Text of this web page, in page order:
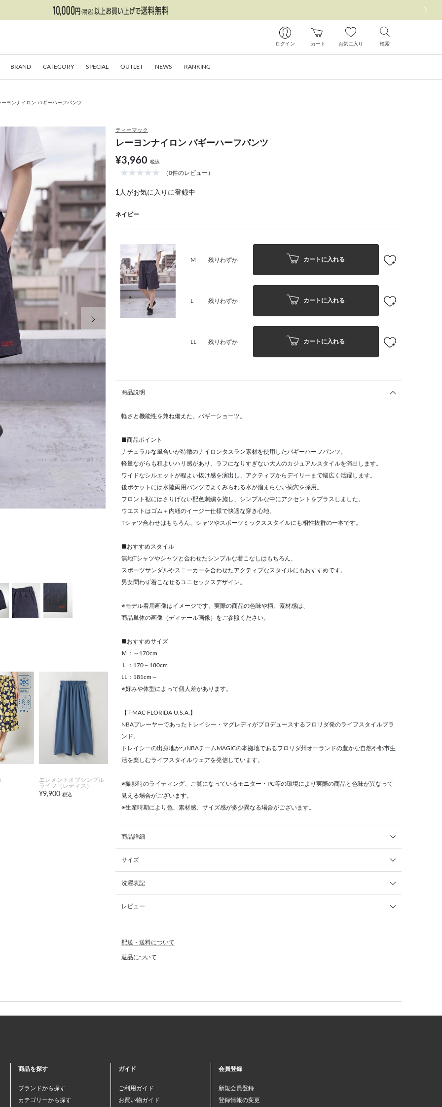
ログイン カート お気に入り 検索
BRAND CATEGORY SPECIAL OUTLET NEWS RANKING
ーヨンナイロン バギーハーフパンツ
エレメントオブシンプル
ライフ（レディス）
¥9,900 税込
ティーマック
レーヨンナイロン バギーハーフパンツ
¥3,960 税込
（0件のレビュー）
1人がお気に入りに登録中
ネイビー
M 残りわずか カートに入れる
L 残りわずか カートに入れる
LL 残りわずか カートに入れる
商品説明
軽さと機能性を兼ね備えた、バギーショーツ。
■商品ポイント
ナチュラルな風合いが特徴のナイロンタスラン素材を使用したバギーハーフパンツ。
軽量ながらも程よいハリ感があり、ラフになりすぎない大人のカジュアルスタイルを演出します。
ワイドなシルエットが程よい抜け感を演出し、アクティブからデイリーまで幅広く活躍します。
後ポケットには水陸両用パンツでよくみられる水が溜まらない菊穴を採用。
フロント裾にはさりげない配色刺繍を施し、シンプルな中にアクセントをプラスしました。
ウエストはゴム＋内紐のイージー仕様で快適な穿き心地。
Tシャツ合わせはもちろん、シャツやスポーツミックススタイルにも相性抜群の一本です。
■おすすめスタイル
無地Tシャツやシャツと合わせたシンプルな着こなしはもちろん、
スポーツサンダルやスニーカーを合わせたアクティブなスタイルにもおすすめです。
男女問わず着こなせるユニセックスデザイン。
※モデル着用画像はイメージです。実際の商品の色味や柄、素材感は、
商品単体の画像（ディテール画像）をご参照ください。
■おすすめサイズ
Ｍ：～170cm
Ｌ：170～180cm
LL：181cm～
※好みや体型によって個人差があります。
【T-MAC FLORIDA U.S.A.】
NBAプレーヤーであったトレイシー・マグレディがプロデュースするフロリダ発のライフスタイルブラ
ンド。
トレイシーの出身地かつNBAチームMAGICの本拠地であるフロリダ州オーランドの豊かな自然や都市生
活を楽しむライフスタイルウェアを発信しています。
※撮影時のライティング、ご覧になっているモニター・PC等の環境により実際の商品と色味が異なって
見える場合がございます。
※生産時期により色、素材感、サイズ感が多少異なる場合がございます。
商品詳細
サイズ
洗濯表記
レビュー
配送・送料について
返品について
商品を探す
ブランドから探す
カテゴリーから探す
ガイド
ご利用ガイド
お買い物ガイド
会員登録
新規会員登録
登録情報の変更